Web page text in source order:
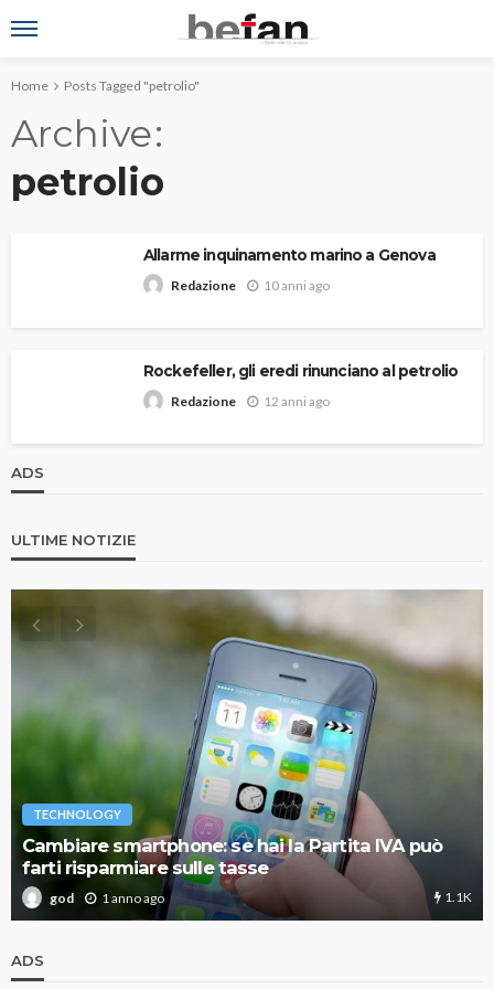
Home Posts Tagged "petrolio"
Archive
petrolio
Allarme inquinamento marino a Genova
Redazione 10 anni ago
Rockefeller, gli eredi rinunciano al petrolio
Redazione 12 anni ago
ADS
ULTIME NOTIZIE
TECHNOLOGY
Cambiare smartphone: se hai la Partita IVA può
farti risparmiare sulle tasse
god 1 anno ago 1.1K
ADS